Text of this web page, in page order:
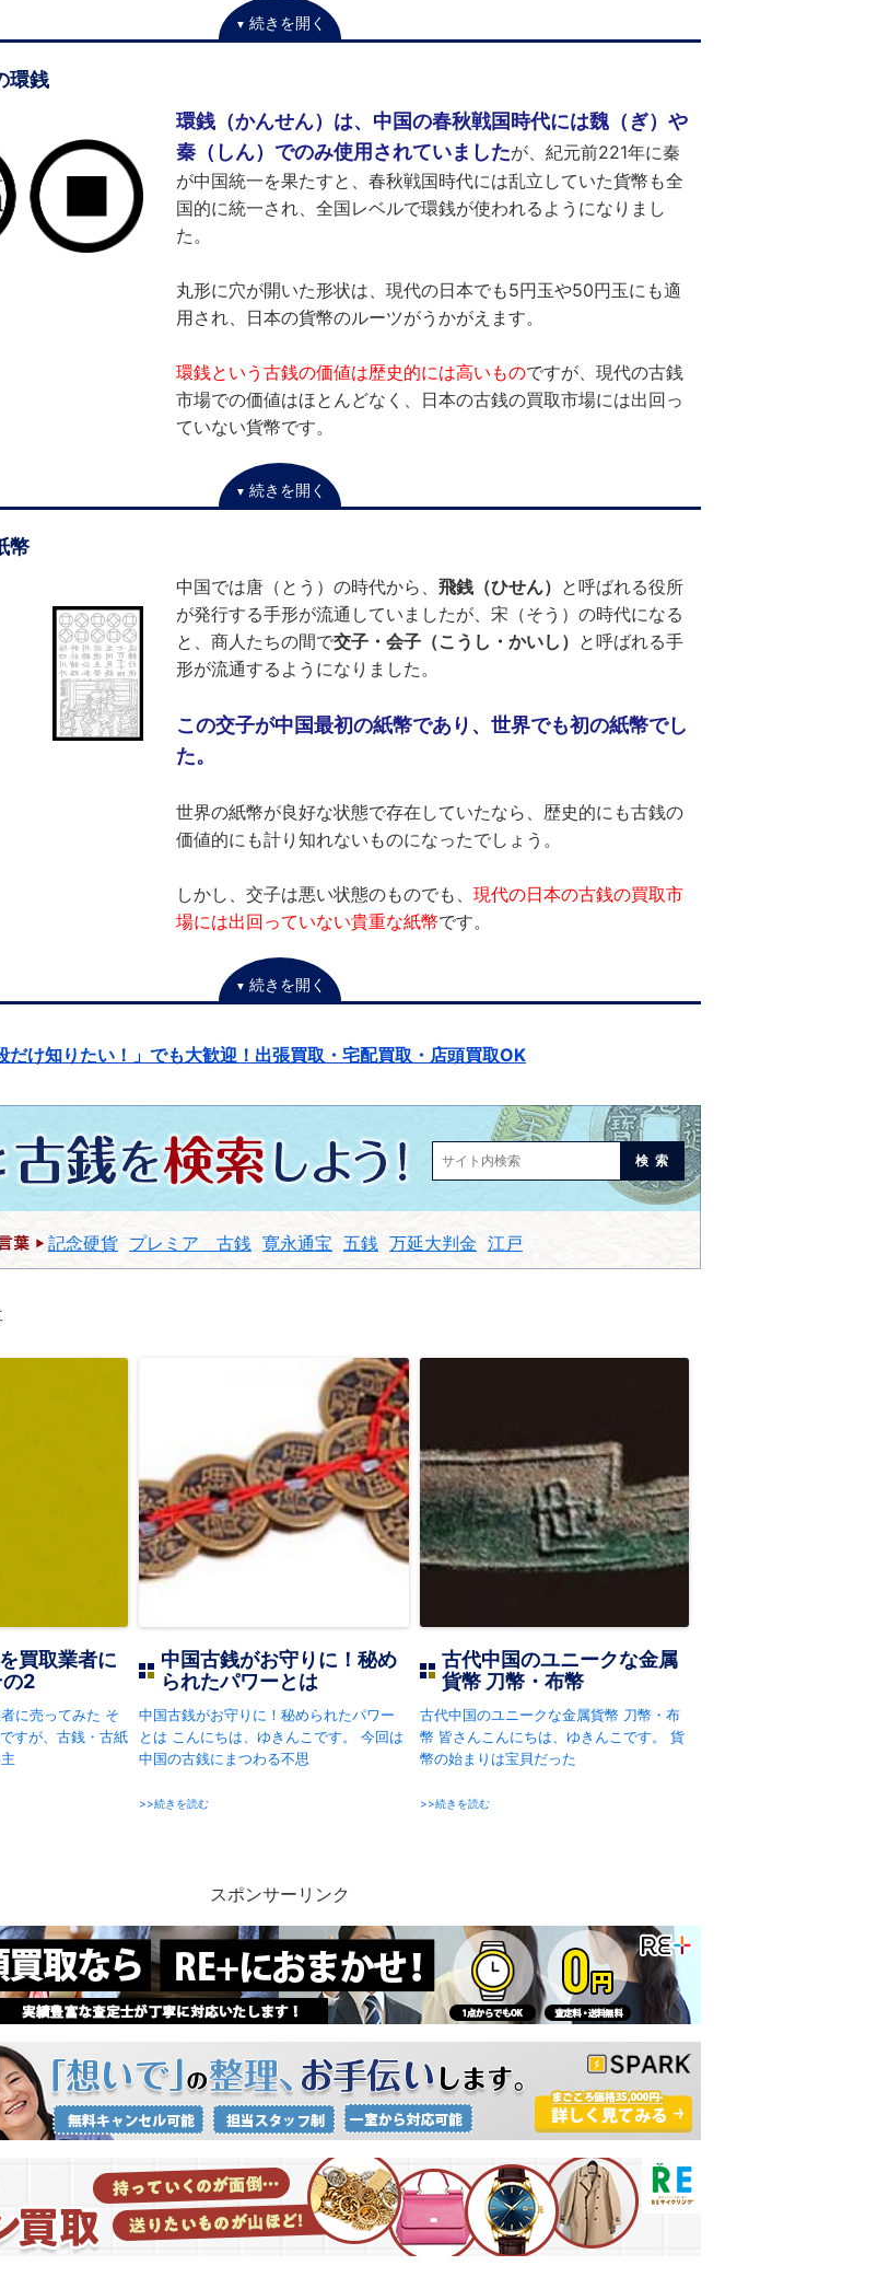
続きを開く
環銭
環銭（かんせん）は、中国の春秋戦国時代には魏（ぎ）や
秦（しん）でのみ使用されていましたが、紀元前221年に秦
が中国統一を果たすと、春秋戦国時代には乱立していた貨幣も全
国的に統一され、全国レベルで環銭が使われるようになりまし
た。
丸形に穴が開いた形状は、現代の日本でも5円玉や50円玉にも適
用され、日本の貨幣のルーツがうかがえます。
環銭という古銭の価値は歴史的には高いものですが、現代の古銭
市場での価値はほとんどなく、日本の古銭の買取市場には出回っ
ていない貨幣です。
続きを開く
幣
中国では唐（とう）の時代から、 飛銭（ひせん） と呼ばれる役所
が発行する手形が流通していましたが、宋（そう）の時代になる
と、商人たちの間で交子・会子（こうし・かいし） と呼ばれる手
形が流通するようになりました。
この交子が中国最初の紙幣であり、世界でも初の紙幣でし
た。
世界の紙幣が良好な状態で存在していたなら、歴史的にも古銭の
価値的にも計り知れないものになったでしょう。
しかし、交子は悪い状態のものでも、 現代の日本の古銭の買取市
場には出回っていない貴重な紙幣です。
続きを開く
だけ知りたい！」でも大歓迎！出張買取・宅配買取・店頭買取OK
検索
記念硬貨 プレミア 古銭 寛永通宝 五銭 万延大判金 江戸
買取業者に
の2
に売ってみた そ
すが、古銭・古紙
中国古銭がお守りに！秘め
られたパワーとは
中国古銭がお守りに！秘められたパワー
とは こんにちは、ゆきんこです。 今回は
中国の古銭にまつわる不思
>>続きを読む
古代中国のユニークな金属
貨幣 刀幣・布幣
古代中国のユニークな金属貨幣 刀幣・布
幣 皆さんこんにちは、ゆきんこです。 貨
幣の始まりは宝貝だった
>>続きを読む
スポンサーリンク